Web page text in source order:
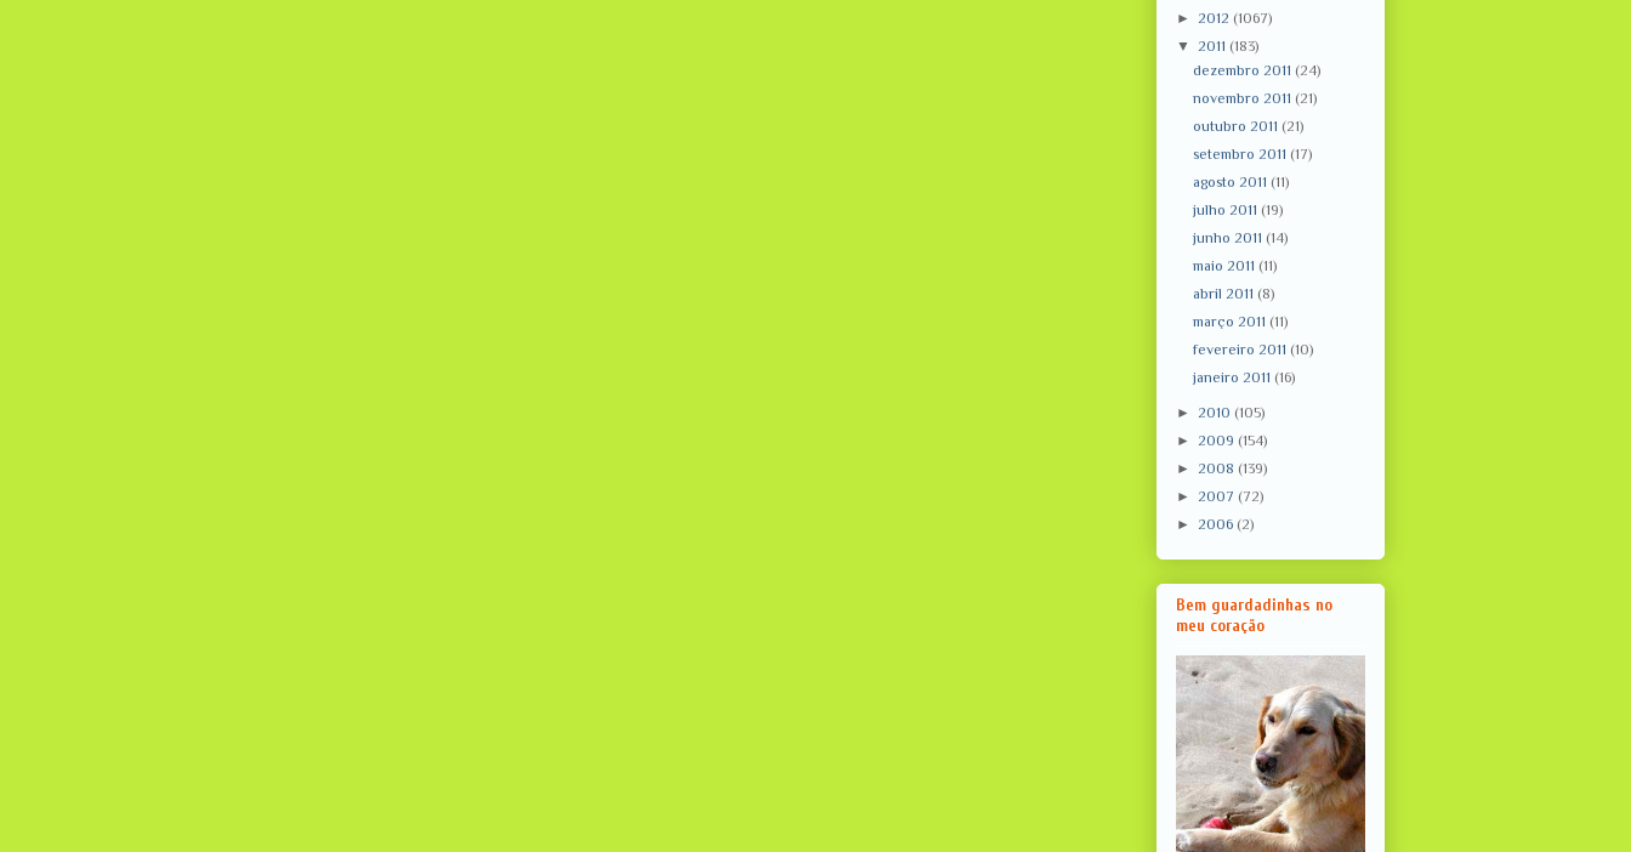
► 2012 (1067)
▼ 2011 (183)
dezembro 2011 (24)
novembro 2011 (21)
outubro 2011 (21)
setembro 2011 (17)
agosto 2011 (11)
julho 2011 (19)
junho 2011 (14)
maio 2011 (11)
abril 2011 (8)
março 2011 (11)
fevereiro 2011 (10)
janeiro 2011 (16)
► 2010 (105)
► 2009 (154)
► 2008 (139)
► 2007 (72)
► 2006 (2)
Bem guardadinhas no
meu coração